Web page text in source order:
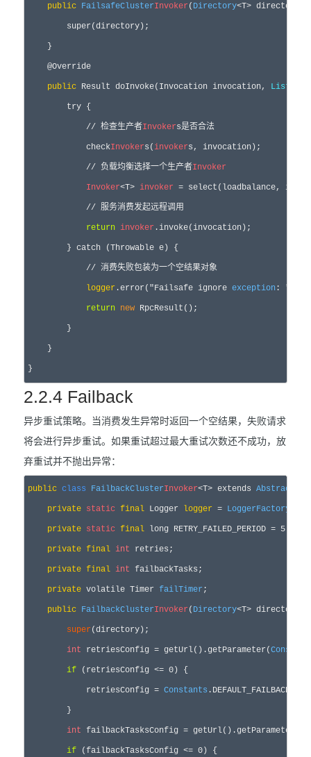
public FailsafeClusterInvoker ( Directory<T> directory)
        super(directory);
    }
    @Override
public Result doInvoke(Invocation invocation, List
        try {
            // 检查生产者
Invokers是否合法
            check
Invokers(invokers, invocation);
            // 负载均衡选择一个生产者
Invoker
Invoker<T> invoker = select(loadbalance,
            // 服务消费发起远程调用
return invoker .invoke(invocation);
        } catch (Throwable e) {
            // 消费失败包装为一个空结果对象
logger .error("Failsafe ignore exception : " +
return new RpcResult();
        }
    }
2.2.4 Failback
异步重试策略。当消费发生异常时返回一个空结果，失败请求
将会进行异步重试。如果重试超过最大重试次数还不成功，放
弃重试并不抛出异常：
public class FailbackClusterInvoker<T> extends
private static final Logger logger = LoggerFactory
private static final long RETRY_FAILED_PERIOD = 5;
private final int retries;
private final int failbackTasks;
private volatile Timer failTimer ;
public FailbackClusterInvoker ( Directory<T> directory)
super (directory);
int retriesConfig = getUrl().getParameter(
if (retriesConfig <= 0) {
            retriesConfig =
Constants
        }
int failbackTasksConfig = getUrl().getParameter(
if (failbackTasksConfig <= 0) {